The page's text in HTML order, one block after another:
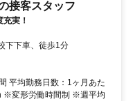
接客スタッフ
実！
下下車、徒歩1分
平均勤務日数：1ヶ月あた
※変形労働時間制 ※週平均